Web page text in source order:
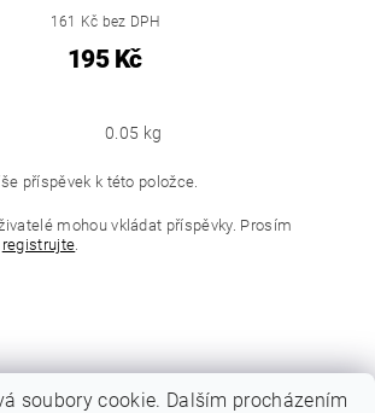
161 Kč bez DPH
195 Kč
0.05 kg
příspěvek k této položce.
mohou vkládat příspěvky. Prosím
registrujte
soubory cookie. Dalším procházením